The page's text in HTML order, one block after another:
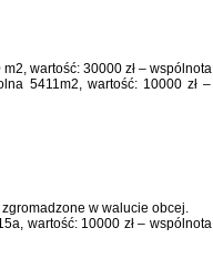
wartość: 30000 zł – wspólnota
5411m2, wartość: 10000 zł –
w walucie obcej.
wartość: 10000 zł – wspólnota